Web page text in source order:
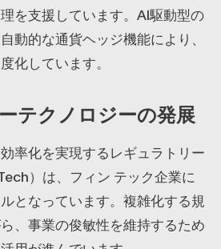
を支援しています。AI駆動型の
動的な通貨ヘッジ機能により、
化しています。
テクノロジーの発展
率化を実現するレギュラトリー
）は、フィン テック企業に
となっています。複雑化する規
、事業の俊敏性を維持するため